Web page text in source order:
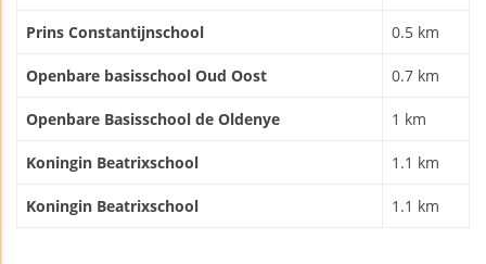
Prins Constantijnschool 0.5 km
Openbare basisschool Oud Oost 0.7 km
Openbare Basisschool de Oldenye 1 km
Koningin Beatrixschool 1.1 km
Koningin Beatrixschool 1.1 km